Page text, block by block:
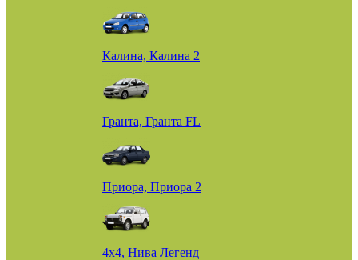
Калина, Калина 2
Гранта, Гранта FL
Приора, Приора 2
4х4, Нива Легенд